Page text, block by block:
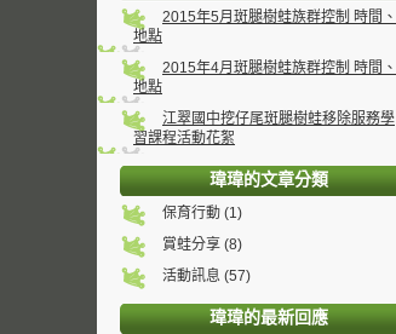
2015年5月斑腿樹蛙族群控制 時間、
地點
2015年4月斑腿樹蛙族群控制 時間、
地點
江翠國中挖仔尾斑腿樹蛙移除服務學
習課程活動花絮
瑋瑋的文章分類
保育行動 (1)
賞蛙分享 (8)
活動訊息 (57)
瑋瑋的最新回應